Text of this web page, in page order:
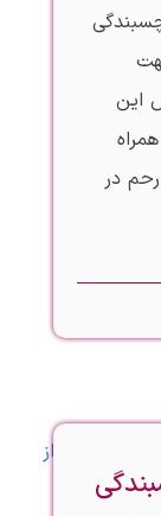
این
در